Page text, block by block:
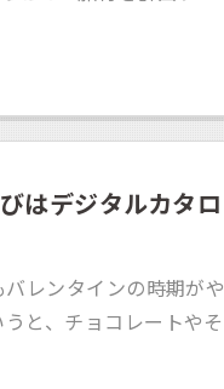
はデジタルカタロ
レンタインの時期がや
と、チョコレートやそ